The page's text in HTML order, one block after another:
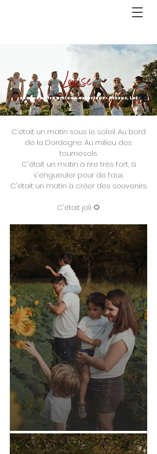
Louise
séance entre amis en extérieur • Pinsac, Lot
C'était un matin sous le soleil. Au bord
de la Dordogne. Au milieu des
tournesols.
C'était un matin à rire très fort, à
s'engueuler pour de faux.
C'était un matin à créer des souvenirs.
C'était joli 🌻